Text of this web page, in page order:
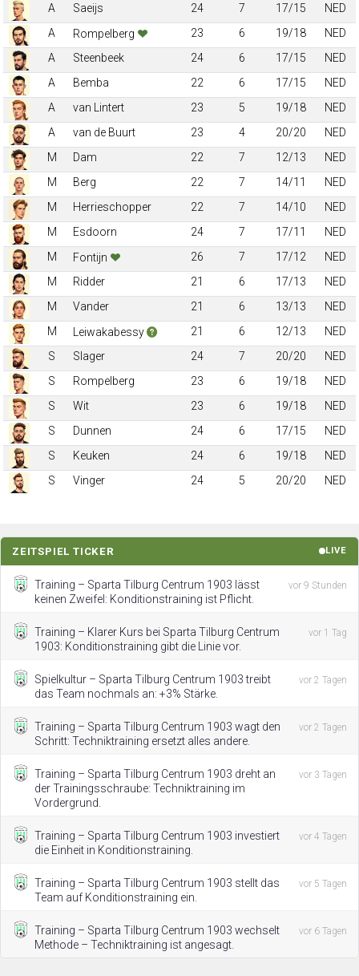
A
Saeijs 24 7 17/15
NED
A
Rompelberg 23 6 19/18
NED
A
Steenbeek 24 6 17/15
NED
A
Bemba 22 6 17/15
NED
A
van Lintert 23 5 19/18
NED
A
van de Buurt 23 4 20/20
NED
M
Dam 22 7 12/13
NED
M
Berg 22 7 14/11
NED
M
Herrieschopper 22 7 14/10
NED
M
Esdoorn 24 7 17/11
NED
M
Fontijn 26 7 17/12
NED
M
Ridder 21 6 17/13
NED
M
Vander 21 6 13/13
NED
M
Leiwakabessy 21 6 12/13
NED
S
Slager 24 7 20/20
NED
S
Rompelberg 23 6 19/18
NED
S
Wit 23 6 19/18
NED
S
Dunnen 24 6 17/15
NED
S
Keuken 24 6 19/18
NED
S
Vinger 24 5 20/20 NED
ZEITSPIEL TICKER LIVE
Training – Sparta Tilburg Centrum 1903 lässt
keinen Zweifel: Konditionstraining ist Pflicht.
vor 9 Stunden
Training – Klarer Kurs bei Sparta Tilburg Centrum
1903: Konditionstraining gibt die Linie vor.
vor 1 Tag
Spielkultur – Sparta Tilburg Centrum 1903 treibt
das Team nochmals an: +3% Stärke.
vor 2 Tagen
Training – Sparta Tilburg Centrum 1903 wagt den
Schritt: Techniktraining ersetzt alles andere.
vor 2 Tagen
Training – Sparta Tilburg Centrum 1903 dreht an
der Trainingsschraube: Techniktraining im
Vordergrund.
vor 3 Tagen
Training – Sparta Tilburg Centrum 1903 investiert
die Einheit in Konditionstraining.
vor 4 Tagen
Training – Sparta Tilburg Centrum 1903 stellt das
Team auf Konditionstraining ein.
vor 5 Tagen
Training – Sparta Tilburg Centrum 1903 wechselt
Methode – Techniktraining ist angesagt.
vor 6 Tagen